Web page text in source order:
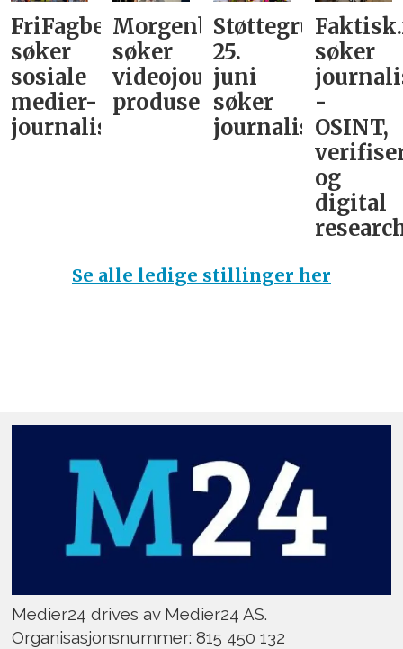
FriFagbevegelse
søker
sosiale
medier-
journalist
Morgenbladet
søker
videojournalist/podkast-
produsent
Støttegruppa
25.
juni
søker
journalist
søker
-
OSINT,
og
digital
Se alle ledige stillinger her
Medier24 drives av Medier24 AS.
Organisasjonsnummer: 815 450 132